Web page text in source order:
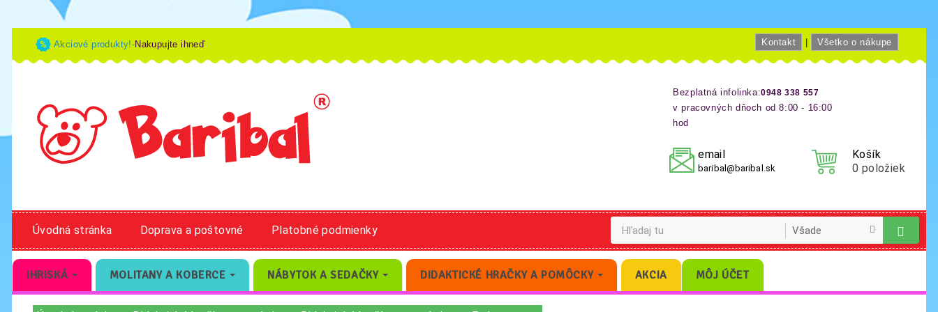
Akciové produkty!-Nakupujte ihneď Kontakt Všetko o nákupe
Bezplatná infolinka:0948 338 557
v pracovných dňoch od 8:00 - 16:00
hod
Košík
0 položiek
email
baribal@baribal.sk
Úvodná stránka Doprava a poštovné Platobné podmienky
IHRISKÁ MOLITANY A KOBERCE NÁBYTOK A SEDAČKY DIDAKTICKÉ HRAČKY A POMÔCKY AKCIA MÔJ ÚČET